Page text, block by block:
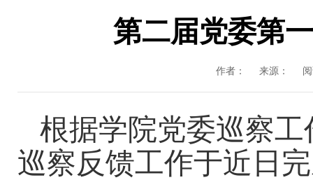
第二届党委第
作者： 来源：
根据学院党委巡察工
巡察反馈工作于近日